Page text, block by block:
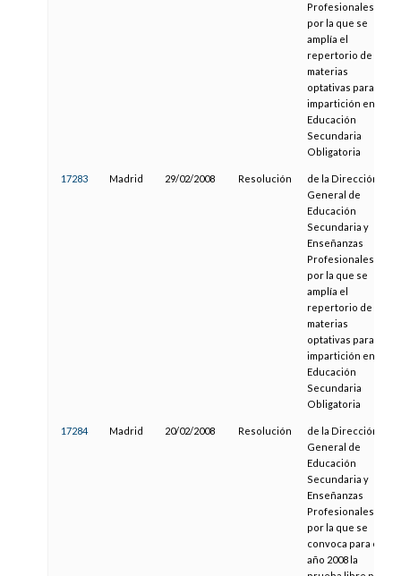
Profesionales,
por la que se
amplía el
repertorio de
materias
optativas para su
impartición en la
Educación
Secundaria
Obligatoria
17283 Madrid 29/02/2008 Resolución
de la Dirección
General de
Educación
Secundaria y
Enseñanzas
Profesionales,
por la que se
amplía el
repertorio de
materias
optativas para su
impartición en la
Educación
Secundaria
Obligatoria
17284 Madrid 20/02/2008 Resolución
de la Dirección
General de
Educación
Secundaria y
Enseñanzas
Profesionales,
por la que se
convoca para el
año 2008 la